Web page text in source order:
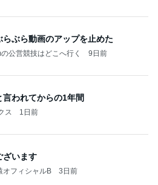
らぶら動画のアップを止めた
公営競技はどこへ行く 9日前
言われてからの1年間
ス 1日前
ざいます
オフィシャルB 3日前